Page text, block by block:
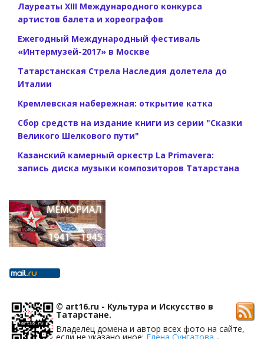
Лауреаты XIII Международного конкурса
артистов балета и хореографов
Ежегодный Международный фестиваль
«Интермузей-2017» в Москве
Татарстанская Стрела Наследия долетела до
Италии
Кремлевская набережная: открытие катка
Сбор средств на издание книги из серии "Сказки
Великого Шелкового пути"
Казанский камерный оркестр La Primavera:
запись диска музыки композиторов Татарстана
© art16.ru - Культура и Искусство в
Татарстане.
Владелец домена и автор всех фото на сайте,